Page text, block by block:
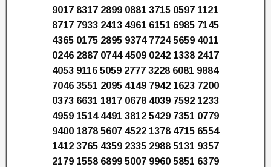
9017 8317 2899 0881 3715 0597 1121
8717 7933 2413 4961 6151 6985 7145
4365 0175 2895 9374 7724 5659 4011
0246 2887 0744 4509 0242 1338 2417
4053 9116 5059 2777 3228 6081 9884
7046 3551 2095 4149 7942 1623 7200
0373 6631 1817 0678 4039 7592 1233
4959 1514 4491 3812 5429 7351 0779
9400 1878 5607 4522 1378 4715 6554
1412 3765 4359 2335 2988 5131 9357
2179 1558 6899 5007 9960 5851 6379